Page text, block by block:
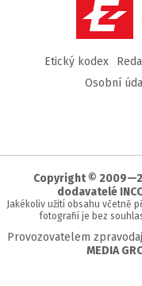
Etický kodex
Osobní
Copyright ©
dodavatelé
Jakékoliv užití obsahu včetně
fotografií je bez
Provozovatelem
MEDIA